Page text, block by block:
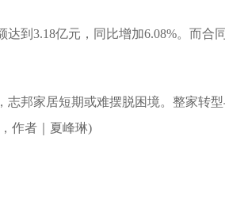
到3.18亿元，同比增加6.08%。而合
志邦家居短期或难摆脱困境。整家转
作者｜夏峰琳)